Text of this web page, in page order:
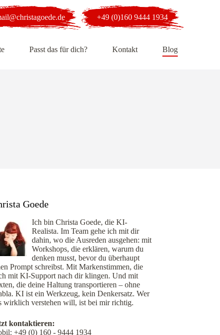
+49 (0)160 9444 1934
Passt das für dich? Kontakt Blog
Goede
Ich bin Christa Goede, die KI-
Realista. Im Team gehe ich mit dir
dahin, wo die Ausreden ausgehen: mit
Workshops, die erklären, warum du
denken musst, bevor du überhaupt
Prompt schreibst. Mit Markenstimmen, die
mit KI-Support nach dir klingen. Und mit
die deine Haltung transportieren – ohne
KI ist ein Werkzeug, kein Denkersatz. Wer
wirklich verstehen will, ist bei mir richtig.
kontaktieren:
+49 (0) 160 - 9444 1934